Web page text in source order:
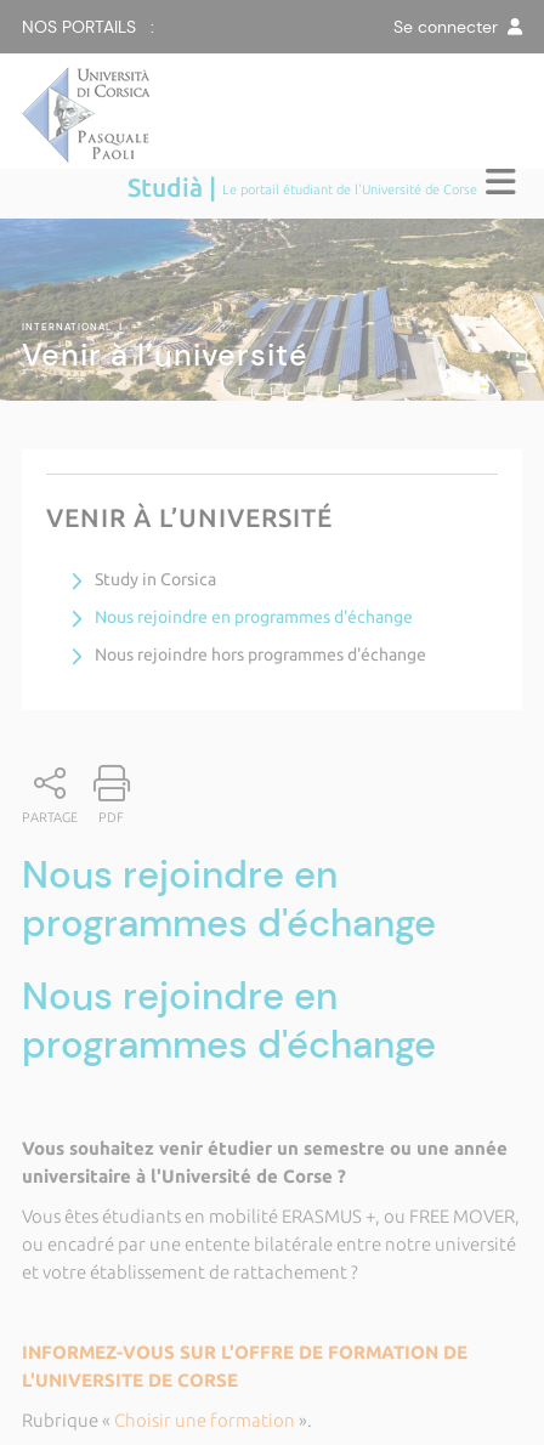
NOS PORTAILS : Se connecter
Studià | Le portail étudiant de l'Université de Corse
INTERNATIONAL|
Venir à l’université
VENIR À L’UNIVERSITÉ
Study in Corsica
Nous rejoindre en programmes d'échange
Nous rejoindre hors programmes d'échange
PARTAGE PDF
Nous rejoindre en
programmes d'échange
Nous rejoindre en
programmes d'échange
Vous souhaitez venir étudier un semestre ou une année
universitaire à l'Université de Corse ?
Vous êtes étudiants en mobilité ERASMUS +, ou FREE MOVER,
ou encadré par une entente bilatérale entre notre université
et votre établissement de rattachement ?
INFORMEZ-VOUS SUR L'OFFRE DE FORMATION DE
L'UNIVERSITE DE CORSE
Rubrique « Choisir une formation ».